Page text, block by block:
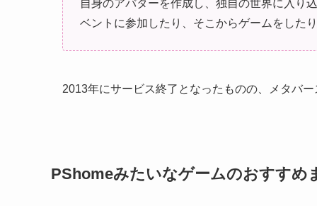
自身のアバターを作成し、独自の世界に入り
ベントに参加したり、そこからゲームをした
2013年にサービス終了となったものの、メタバ
PShomeみたいなゲームのおすすめ